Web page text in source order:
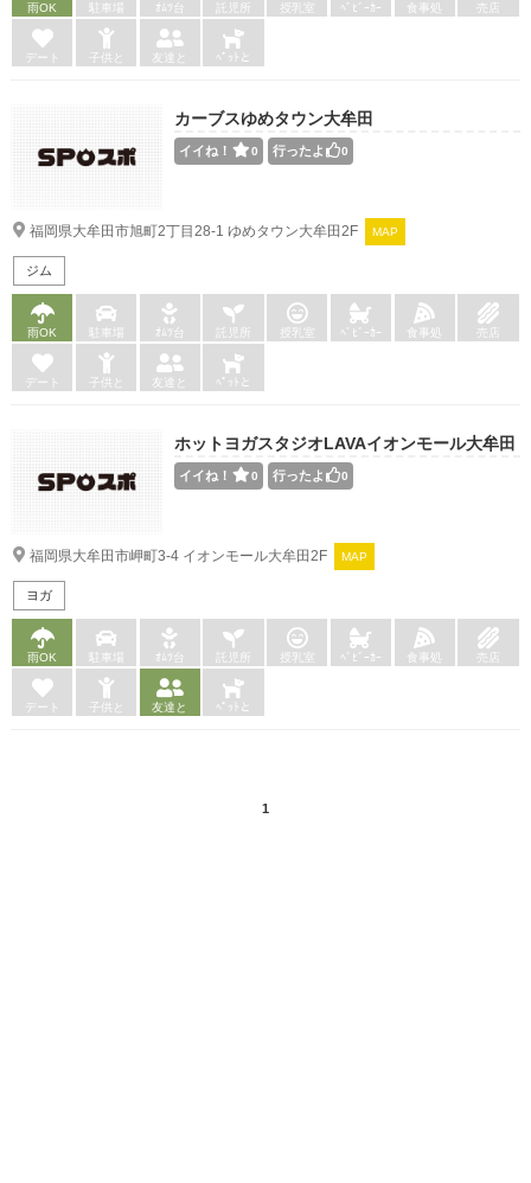
雨OK 駐車場 ｵﾑﾂ台 託児所 授乳室 ﾍﾞﾋﾞｰｶｰ 食事処 売店
デート 子供と 友達と ﾍﾟｯﾄと
カーブスゆめタウン大牟田
イイね！ 0 行ったよ 0
福岡県大牟田市旭町2丁目28-1 ゆめタウン大牟田2F MAP
ジム
雨OK 駐車場 ｵﾑﾂ台 託児所 授乳室 ﾍﾞﾋﾞｰｶｰ 食事処 売店
デート 子供と 友達と ﾍﾟｯﾄと
ホットヨガスタジオLAVAイオンモール大牟田
店
イイね！ 0 行ったよ 0
福岡県大牟田市岬町3-4 イオンモール大牟田2F MAP
ヨガ
雨OK 駐車場 ｵﾑﾂ台 託児所 授乳室 ﾍﾞﾋﾞｰｶｰ 食事処 売店
デート 子供と 友達と ﾍﾟｯﾄと
1